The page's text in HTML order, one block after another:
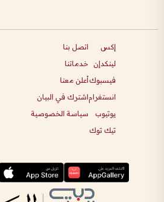
إكس
لينكدإن
فيسبوك
انستغرام
يوتيوب
تيك توك
اتصل بنا
خدماتنا
أعلن معنا
اشترك في البيان
سياسة الخصوصية